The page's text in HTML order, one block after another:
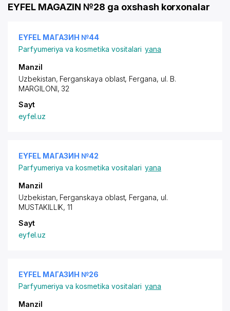
EYFEL MAGAZIN №28 ga oxshash korxonalar
EYFEL МАГАЗИН №44
Parfyumeriya va kosmetika vositalari yana
Manzil
Uzbekistan, Ferganskaya oblast, Fergana, ul. B.
MARGILONI, 32
Sayt
eyfel.uz
EYFEL МАГАЗИН №42
Parfyumeriya va kosmetika vositalari yana
Manzil
Uzbekistan, Ferganskaya oblast, Fergana, ul.
MUSTAKILLIK, 11
Sayt
eyfel.uz
EYFEL МАГАЗИН №26
Parfyumeriya va kosmetika vositalari yana
Manzil